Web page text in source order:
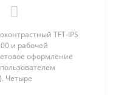
TFT-IPS
и рабочей
оформление
Четыре